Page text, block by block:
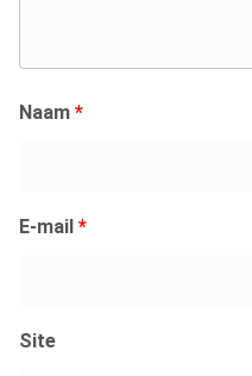
Naam *
E-mail *
Site